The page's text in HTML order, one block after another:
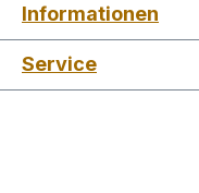
Informationen
Service